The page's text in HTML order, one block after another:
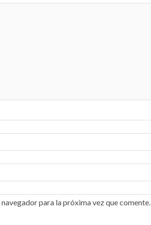
para la próxima vez que comente.